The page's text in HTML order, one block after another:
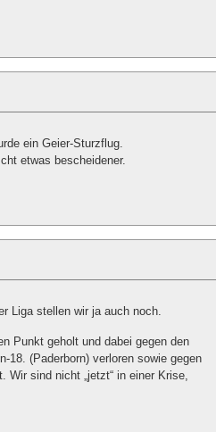
ein Geier-Sturzflug.
etwas bescheidener.
Liga stellen wir ja auch noch.
Punkt geholt und dabei gegen den
18. (Paderborn) verloren sowie gegen
Wir sind nicht „jetzt“ in einer Krise,